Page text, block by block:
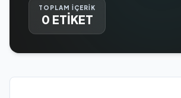
TOPLAM İÇERİK
0 ETİKET